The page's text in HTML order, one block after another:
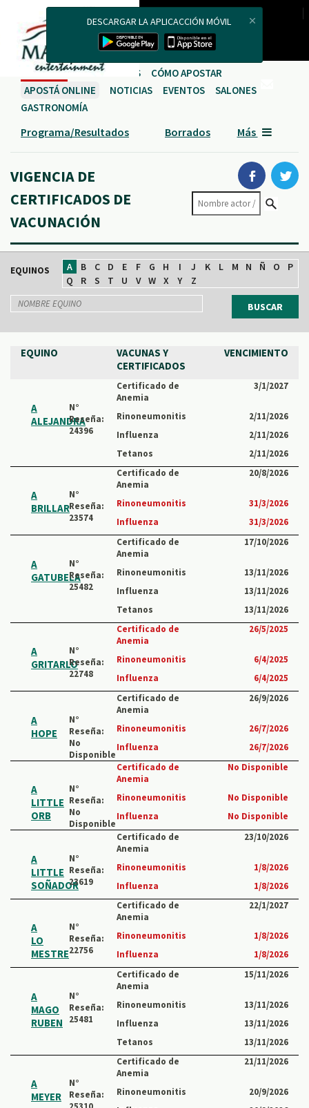
Carreras en vivo
Proveedores
Actores Hípicos
Institucional
CARRERAS
HIPÓDROMOS
CÓMO APOSTAR
APOSTÁ ONLINE
NOTICIAS EVENTOS
SALONES
GASTRONOMÍA
DESCARGAR LA APLICACCIÓN MÓVIL
Programa/Resultados Borrados Más
VIGENCIA DE
CERTIFICADOS DE
VACUNACIÓN
EQUINOS A B C D E F G H I J K L M N Ñ O
P
Q
R S T U V W X Y Z
EQUINO
VACUNAS Y
CERTIFICADOS
VENCIMIENTO
A
ALEJANDRA
N°
Reseña:
24396
Certificado de
Anemia
3/1/2027
Rinoneumonitis
2/11/2026
Influenza
2/11/2026
Tetanos
2/11/2026
A
BRILLAR
N°
Reseña:
23574
Certificado de
Anemia
20/8/2026
Rinoneumonitis
31/3/2026
Influenza
31/3/2026
A
GATUBELA
N°
Reseña:
25482
Certificado de
Anemia
17/10/2026
Rinoneumonitis
13/11/2026
Influenza
13/11/2026
Tetanos
13/11/2026
A
GRITARLO
N°
Reseña:
22748
Certificado de
Anemia
26/5/2025
Rinoneumonitis
6/4/2025
Influenza
6/4/2025
A
HOPE
N°
Reseña:
No
Disponible
Certificado de
Anemia
26/9/2026
Rinoneumonitis
26/7/2026
Influenza
26/7/2026
A
LITTLE
ORB
N°
Reseña:
No
Disponible
Certificado de
Anemia
No Disponible
Rinoneumonitis
No Disponible
Influenza
No Disponible
A
LITTLE
SOÑADOR
N°
Reseña:
23619
Certificado de
Anemia
23/10/2026
Rinoneumonitis
1/8/2026
Influenza
1/8/2026
A
LO
MESTRE
N°
Reseña:
22756
Certificado de
Anemia
22/1/2027
Rinoneumonitis
1/8/2026
Influenza
1/8/2026
A
MAGO
RUBEN
N°
Reseña:
25481
Certificado de
Anemia
15/11/2026
Rinoneumonitis
13/11/2026
Influenza
13/11/2026
Tetanos
13/11/2026
A
MEYER
N°
Reseña:
Certificado de
Anemia
21/11/2026
Rinoneumonitis
20/9/2026